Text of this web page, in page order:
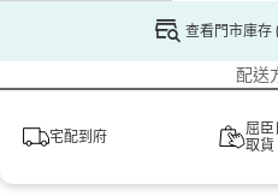
查看門市庫存
配送
宅配到府
屈臣
取貨